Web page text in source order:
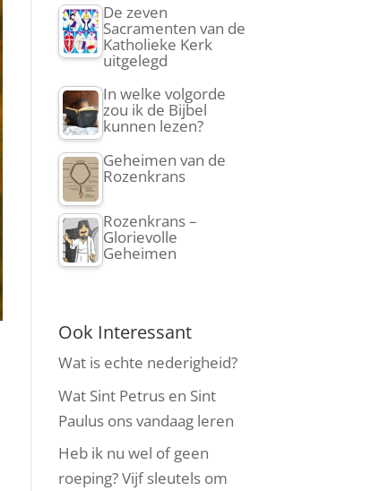
De zeven
Sacramenten van de
Katholieke Kerk
uitgelegd
In welke volgorde
zou ik de Bijbel
kunnen lezen?
Geheimen van de
Rozenkrans
Rozenkrans –
Glorievolle
Geheimen
Ook Interessant
Wat is echte nederigheid?
Wat Sint Petrus en Sint
Paulus ons vandaag leren
Heb ik nu wel of geen
roeping? Vijf sleutels om